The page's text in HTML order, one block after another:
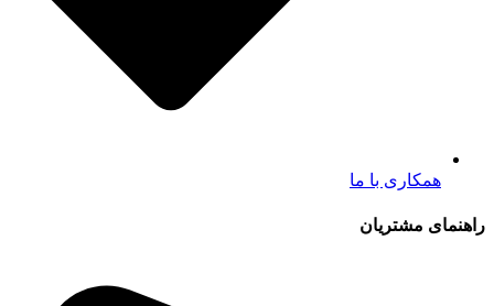
همکاری با ما
راهنمای مشتریان